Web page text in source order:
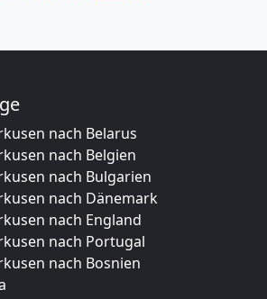
nach Belarus
nach Belgien
nach Bulgarien
nach Dänemark
nach England
nach Portugal
nach Bosnien